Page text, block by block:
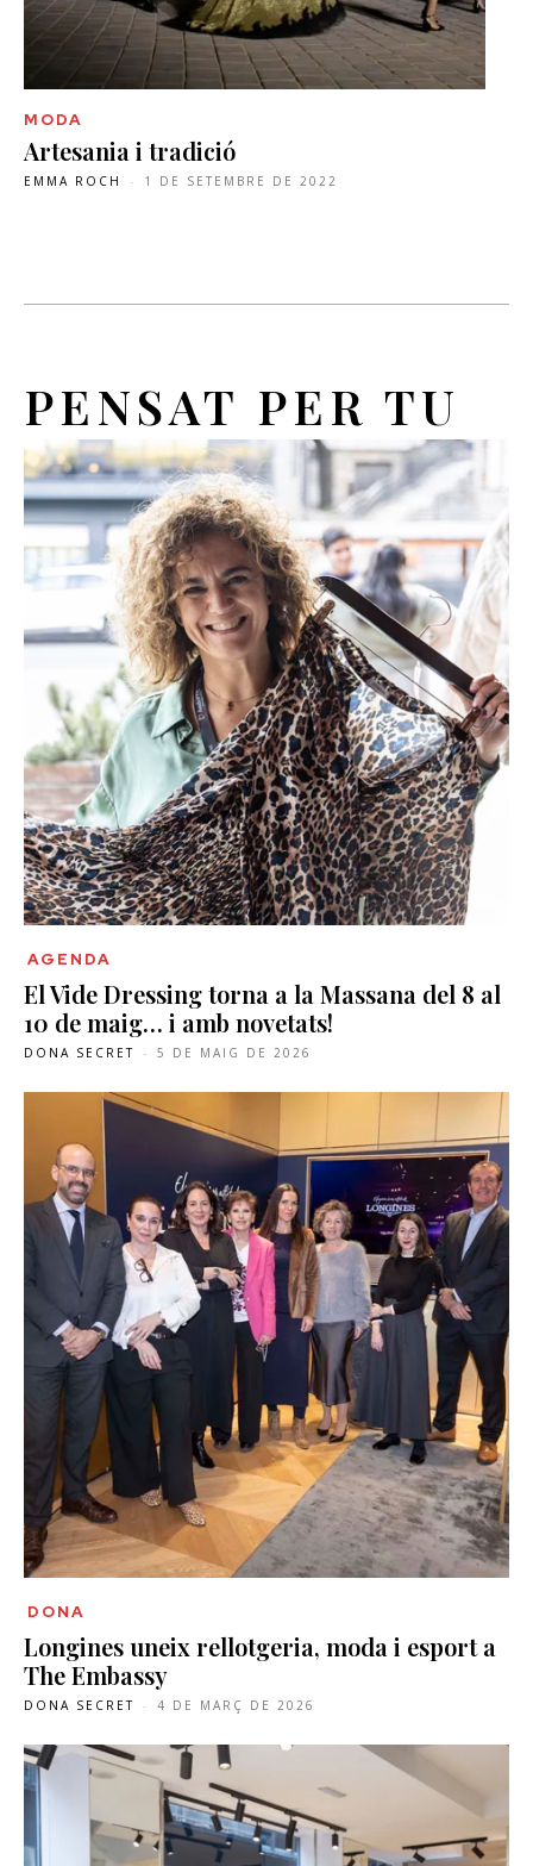
MODA
Artesania i tradició
EMMA ROCH - 1 DE SETEMBRE DE 2022
PENSAT PER TU
AGENDA
El Vide Dressing torna a la Massana del 8 al
10 de maig… i amb novetats!
DONA SECRET - 5 DE MAIG DE 2026
DONA
Longines uneix rellotgeria, moda i esport a
The Embassy
DONA SECRET - 4 DE MARÇ DE 2026